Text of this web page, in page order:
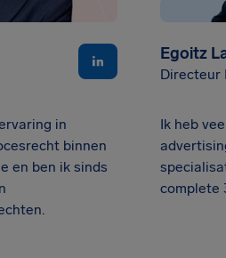
in
binnen
en ben ik sinds
Egoitz
Directeur
Ik heb
complete